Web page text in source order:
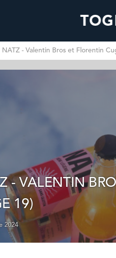
NATZ - Valentin Bros et Florentin
- VALENTIN
19)
2024